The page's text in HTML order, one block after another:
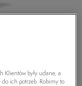
Klientów były udane, a
ich potrzeb. Robimy to